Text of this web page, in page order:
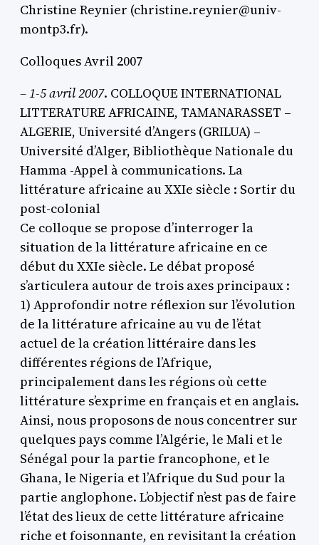
Christine Reynier (christine.reynier@univ-
montp3.fr).
Colloques Avril 2007
–1-5 avril 2007. COLLOQUE INTERNATIONAL
LITTERATURE AFRICAINE, TAMANARASSET –
ALGERIE, Université d’Angers (GRILUA) –
Université d’Alger, Bibliothèque Nationale du
Hamma -Appel à communications. La
littérature africaine au XXIe siècle : Sortir du
post-colonial
Ce colloque se propose d’interroger la
situation de la littérature africaine en ce
début du XXIe siècle. Le débat proposé
s’articulera autour de trois axes principaux :
1) Approfondir notre réflexion sur l’évolution
de la littérature africaine au vu de l’état
actuel de la création littéraire dans les
différentes régions de l’Afrique,
principalement dans les régions où cette
littérature s’exprime en français et en anglais.
Ainsi, nous proposons de nous concentrer sur
quelques pays comme l’Algérie, le Mali et le
Sénégal pour la partie francophone, et le
Ghana, le Nigeria et l’Afrique du Sud pour la
partie anglophone. L’objectif n’est pas de faire
l’état des lieux de cette littérature africaine
riche et foisonnante, en revisitant la création